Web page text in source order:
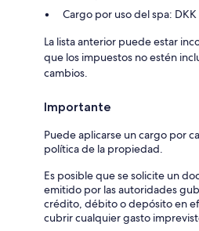
Cargo por uso del spa:
La lista anterior puede estar
que los impuestos no estén
cambios.
Importante
Puede aplicarse un cargo por
política de la propiedad.
Es posible que se solicite un
emitido por las autoridades
crédito, débito o depósito en
cubrir cualquier gasto